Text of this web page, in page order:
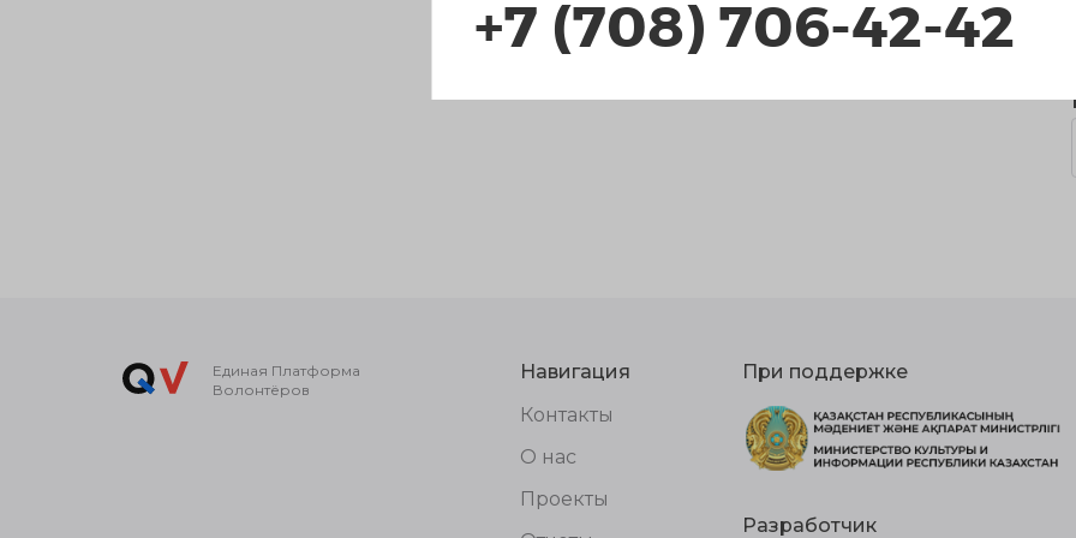
Единая Платформа
Волонтёров
Навигация
Контакты
О нас
Проекты
При поддержке
Разработчик
+7 (708) 706-42-42